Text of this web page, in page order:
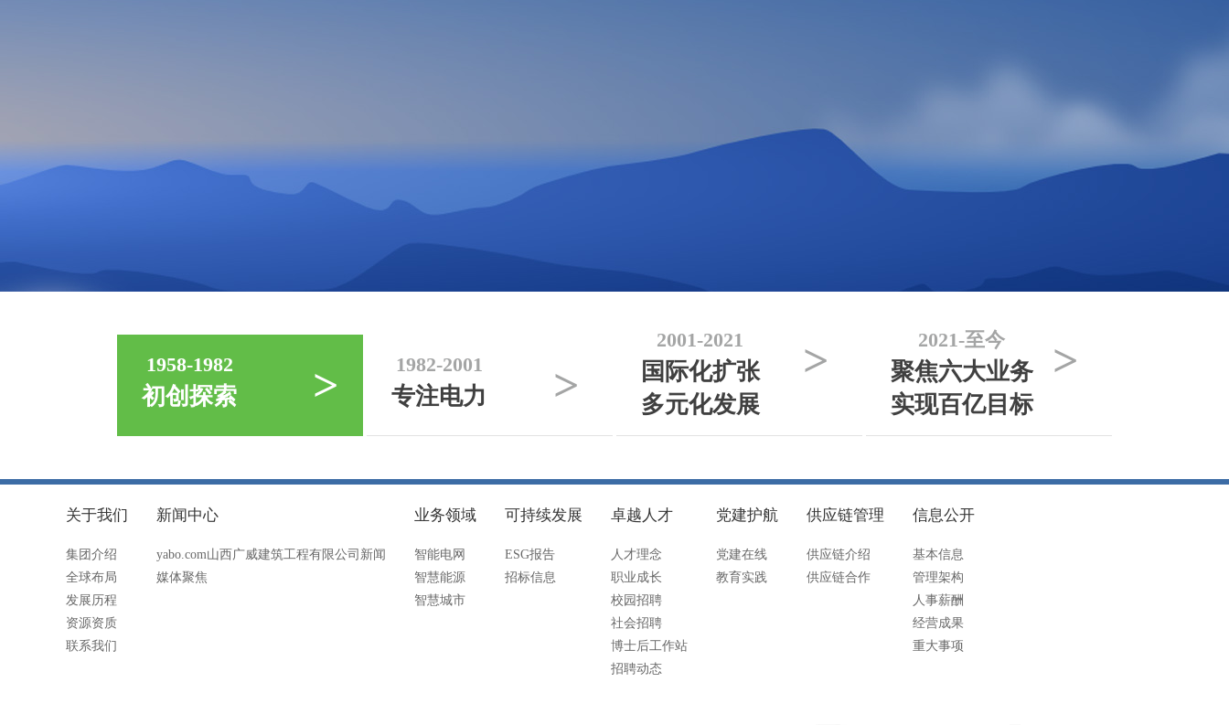
1958-1982
初创探索 > 1982-2001
专注电力 >
2001-2021
国际化扩张
多元化发展
> 2021-至今
聚焦六大业务
实现百亿目标
>
关于我们
集团介绍
全球布局
发展历程
资源资质
联系我们
新闻中心
yabo.com山西广威建筑工程有限公司新闻
媒体聚焦
业务领域
智能电网
智慧能源
智慧城市
可持续发展
ESG报告
招标信息
卓越人才
人才理念
职业成长
校园招聘
社会招聘
博士后工作站
招聘动态
党建护航
党建在线
教育实践
供应链管理
供应链介绍
供应链合作
信息公开
基本信息
管理架构
人事薪酬
经营成果
重大事项